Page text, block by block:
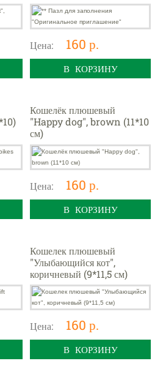
Цена: 160 р.
В КОРЗИНУ
Кошелёк плюшевый
"Happy dog", brown (11*10
см)
Цена: 160 р.
В КОРЗИНУ
Кошелек плюшевый
"Улыбающийся кот",
коричневый (9*11,5 см)
Цена: 160 р.
В КОРЗИНУ